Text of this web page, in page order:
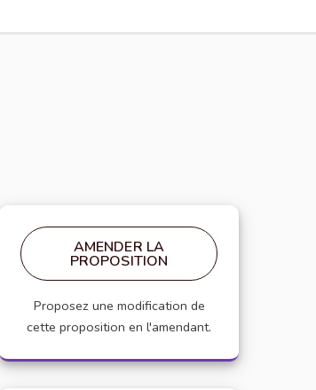
AMENDER LA
PROPOSITION
Proposez une modification de
cette proposition en l'amendant.